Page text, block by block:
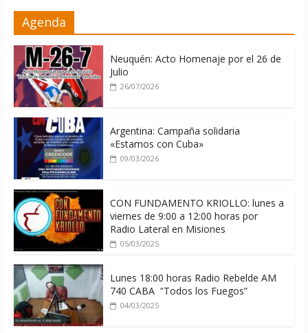
04/08/2026
Agenda
Neuquén: Acto Homenaje por el 26 de
Julio
26/07/2026
Argentina: Campaña solidaria
«Estamos con Cuba»
09/03/2026
CON FUNDAMENTO KRIOLLO: lunes a
viernes de 9:00 a 12:00 horas por
Radio Lateral en Misiones
05/03/2025
Lunes 18:00 horas Radio Rebelde AM
740 CABA “Todos los Fuegos”
04/03/2025